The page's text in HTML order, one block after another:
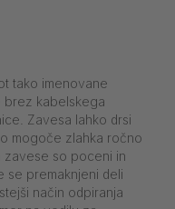
tako imenovane
brez kabelskega
Zavesa lahko drsi
mogoče zlahka ročno
zavese so poceni in
se premaknjeni deli
način odpiranja